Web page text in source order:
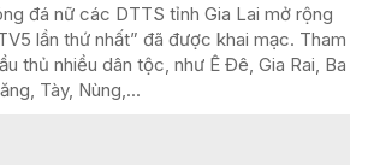
đá nữ các DTTS tỉnh Gia Lai mở rộng
lần thứ nhất” đã được khai mạc. Tham
thủ nhiều dân tộc, như Ê Đê, Gia Rai, Ba
Tày, Nùng,...